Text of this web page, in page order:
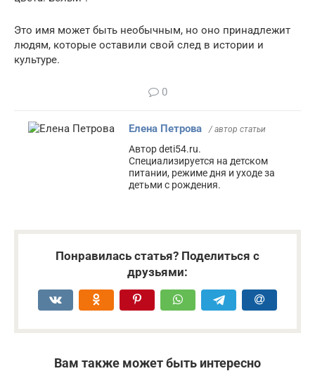
Это имя может быть необычным, но оно принадлежит
людям, которые оставили свой след в истории и
культуре.
0
Елена Петрова / автор статьи
Автор deti54.ru.
Специализируется на детском
питании, режиме дня и уходе за
детьми с рождения.
Понравилась статья? Поделиться с
друзьями:
Вам также может быть интересно